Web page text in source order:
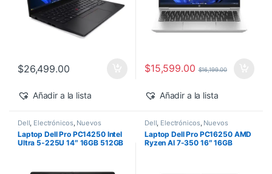
$26,499.00
Añadir a la lista
$15,599.00 $16,199.00
Añadir a la lista
Dell, Electrónicos, Nuevos
Productos
Laptop Dell Pro PC14250 Intel
Ultra 5-225U 14″ 16GB 512GB
Dell, Electrónicos, Nuevos
Productos
Laptop Dell Pro PC16250 AMD
Ryzen AI 7-350 16″ 16GB